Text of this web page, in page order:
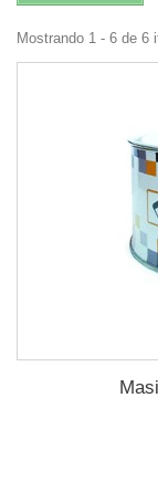
Mostrando 1 - 6 de 6